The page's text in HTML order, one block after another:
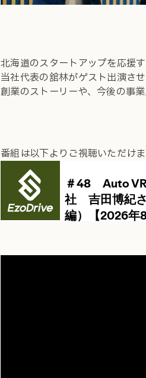
北海道のスタートアップを応援
当社代表の舘林がゲスト出演さ
創業のストーリーや、今後の事
番組は以下よりご視聴いただけま